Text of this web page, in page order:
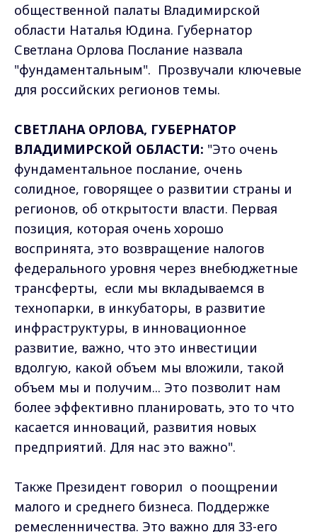
общественной палаты Владимирской
области Наталья Юдина. Губернатор
Светлана Орлова Послание назвала
"фундаментальным". Прозвучали ключевые
для российских регионов темы.
СВЕТЛАНА ОРЛОВА, ГУБЕРНАТОР
ВЛАДИМИРСКОЙ ОБЛАСТИ: "Это очень
фундаментальное послание, очень
солидное, говорящее о развитии страны и
регионов, об открытости власти. Первая
позиция, которая очень хорошо
воспринята, это возвращение налогов
федерального уровня через внебюджетные
трансферты, если мы вкладываемся в
технопарки, в инкубаторы, в развитие
инфраструктуры, в инновационное
развитие, важно, что это инвестиции
вдолгую, какой объем мы вложили, такой
объем мы и получим... Это позволит нам
более эффективно планировать, это то что
касается инноваций, развития новых
предприятий. Для нас это важно".
Также Президент говорил о поощрении
малого и среднего бизнеса. Поддержке
ремесленничества. Это важно для 33-его